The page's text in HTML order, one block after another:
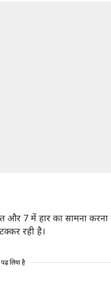
7 में हार का सामना करना
रही है।
पढ़ लिया है